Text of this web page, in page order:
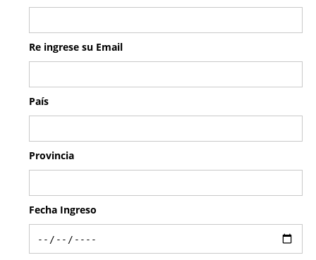
Re ingrese su Email
País
Provincia
Fecha Ingreso